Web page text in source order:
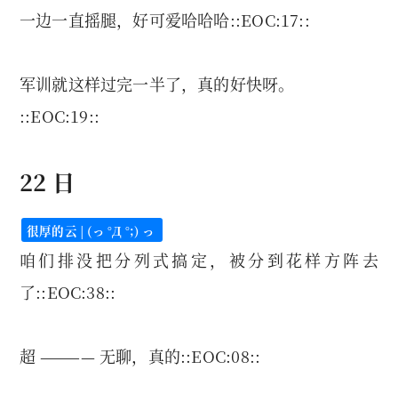
一边一直摇腿，好可爱哈哈哈::EOC:17::
军训就这样过完一半了，真的好快呀。
::EOC:19::
22 日
很厚的云 | (っ °Д °;) っ
咱们排没把分列式搞定，被分到花样方阵去
了::EOC:38::
超 ———— 无聊，真的::EOC:08::